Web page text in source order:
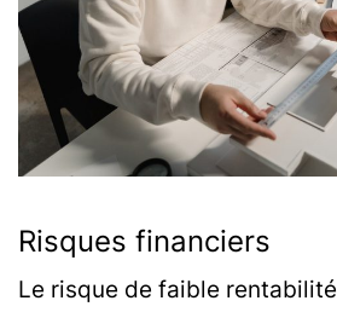
Risques financiers
Le risque de faible rentabilité